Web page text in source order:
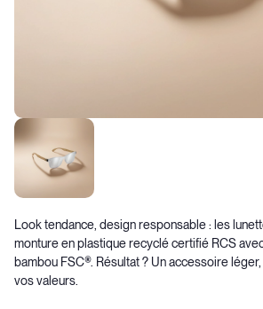
Look tendance, design responsable : les
monture en plastique recyclé certifié RCS
bambou FSC®. Résultat ? Un accessoire
vos valeurs.